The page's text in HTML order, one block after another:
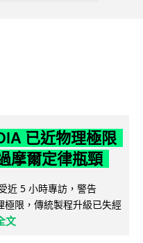
已近物理極限
摩爾定律瓶頸
近 5 小時專訪，警告
限，傳統製程升級已失經
文